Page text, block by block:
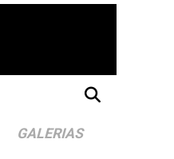
GALERIAS